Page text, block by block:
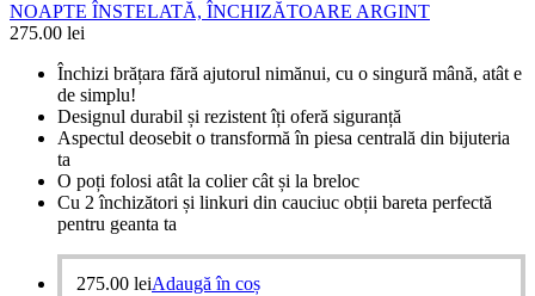
NOAPTE ÎNSTELATĂ, ÎNCHIZĂTOARE ARGINT
275.00 lei
Închizi brățara fără ajutorul nimănui, cu o singură mână, atât e
de simplu!
Designul durabil și rezistent îți oferă siguranță
Aspectul deosebit o transformă în piesa centrală din bijuteria
ta
O poți folosi atât la colier cât și la breloc
Cu 2 închizători și linkuri din cauciuc obții bareta perfectă
pentru geanta ta
275.00 leiAdaugă în coș